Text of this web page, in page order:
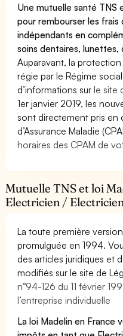
Une mutuelle santé TNS
pour rembourser les
indépendants en
soins dentaires,
Auparavant, la
régie par le Régime
d’informations surle site
1er janvier 2019, les
sont directement pris en
d’Assurance Maladie
horaires des CPAM de
Mutuelle TNS et loi
Electricien /
La toute première
promulguée en 1994.
des articles juridiques et
modifiés sur le site de
n°94-126 du 11 février
l’entreprise individuelle
La loi Madelin en France